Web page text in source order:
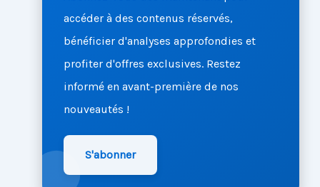
accéder à des contenus réservés,
bénéficier d'analyses approfondies et
profiter d'offres exclusives. Restez
informé en avant-première de nos
nouveautés !
S'abonner